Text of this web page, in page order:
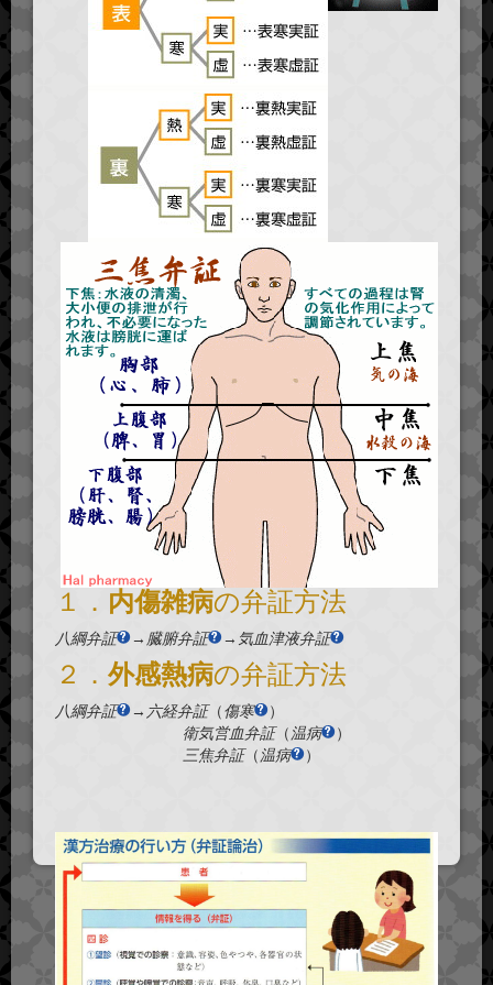
１． 内傷雑病の弁証方法
八綱弁証 → 臓腑弁証 → 気血津液弁証
２． 外感熱病の弁証方法
八綱弁証 → 六経弁証（傷寒
）
衛気営血弁証（ 温病
）
三焦弁証（ 温病 ）